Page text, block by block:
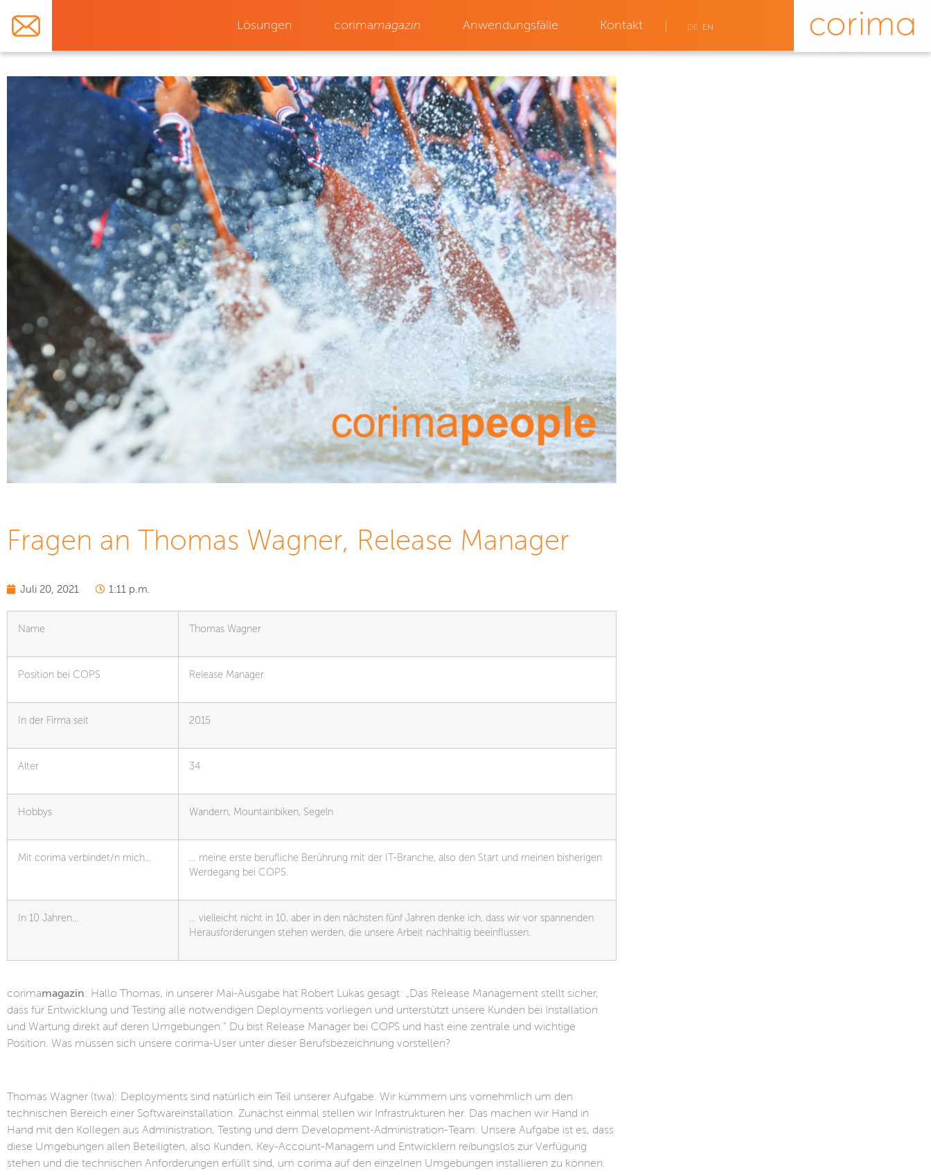
Lösungen corimamagazin Anwendungsfälle Kontakt DE EN
Fragen an Thomas Wagner, Release Manager
Juli 20, 2021 1:11 p.m.
Name Thomas Wagner
Position bei COPS Release Manager
In der Firma seit 2015
Alter 34
Hobbys Wandern, Mountainbiken, Segeln
Mit corima verbindet/n mich…
… meine erste berufliche Berührung mit der IT-Branche, also den Start und meinen bisherigen
Werdegang bei COPS.
In 10 Jahren…
… vielleicht nicht in 10, aber in den nächsten fünf Jahren denke ich, dass wir vor spannenden
Herausforderungen stehen werden, die unsere Arbeit nachhaltig beeinflussen.
corimamagazin: Hallo Thomas, in unserer Mai-Ausgabe hat Robert Lukas gesagt: „Das Release Management stellt sicher,
dass für Entwicklung und Testing alle notwendigen Deployments vorliegen und unterstützt unsere Kunden bei Installation
und Wartung direkt auf deren Umgebungen.“ Du bist Release Manager bei COPS und hast eine zentrale und wichtige
Position. Was müssen sich unsere corima-User unter dieser Berufsbezeichnung vorstellen?
Thomas Wagner (twa): Deployments sind natürlich ein Teil unserer Aufgabe. Wir kümmern uns vornehmlich um den
technischen Bereich einer Softwareinstallation. Zunächst einmal stellen wir Infrastrukturen her. Das machen wir Hand in
Hand mit den Kollegen aus Administration, Testing und dem Development-Administration-Team. Unsere Aufgabe ist es, dass
diese Umgebungen allen Beteiligten, also Kunden, Key-Account-Managern und Entwicklern reibungslos zur Verfügung
stehen und die technischen Anforderungen erfüllt sind, um corima auf den einzelnen Umgebungen installieren zu können.